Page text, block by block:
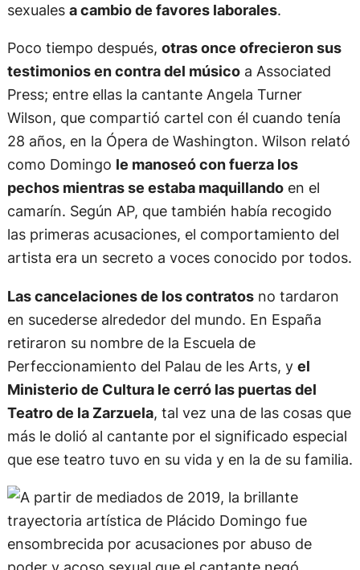
sexuales a cambio de favores laborales.
Poco tiempo después, otras once ofrecieron sus
testimonios en contra del músicoa Associated
Press; entre ellas la cantante Angela Turner
Wilson, que compartió cartel con él cuando tenía
28 años, en la Ópera de Washington. Wilson relató
como Domingo le manoseó con fuerza los
pechos mientras se estaba maquillandoen el
camarín. Según AP, que también había recogido
las primeras acusaciones, el comportamiento del
artista era un secreto a voces conocido por todos.
Las cancelaciones de los contratosno tardaron
en sucederse alrededor del mundo. En España
retiraron su nombre de la Escuela de
Perfeccionamiento del Palau de les Arts, y el
Ministerio de Cultura le cerró las puertas del
Teatro de la Zarzuela, tal vez una de las cosas que
más le dolió al cantante por el significado especial
que ese teatro tuvo en su vida y en la de su familia.